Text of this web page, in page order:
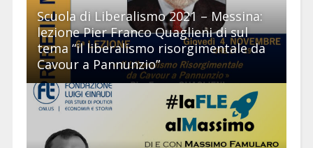
Scuola di Liberalismo 2021 – Messina:
lezione Pier Franco Quaglieni di sul
tema “il liberalismo risorgimentale da
Cavour a Pannunzio”